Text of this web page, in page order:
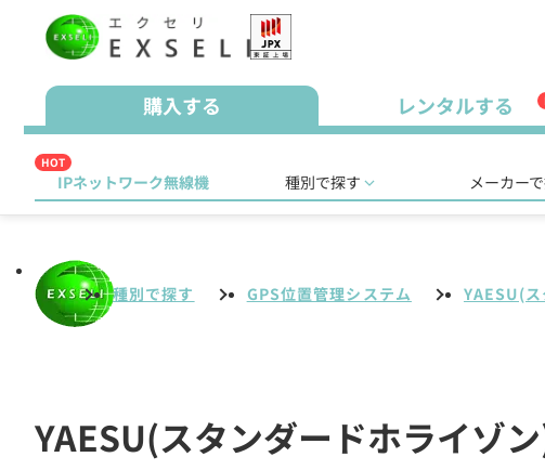
購入する レンタルする
HOT
IPネットワーク無線機 種別で探す メーカー
種別で探す GPS位置管理システム YAESU(
YAESU(スタンダードホライゾ